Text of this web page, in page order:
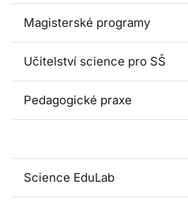
Magisterské programy
Učitelství science pro SŠ
Pedagogické praxe
Science EduLab